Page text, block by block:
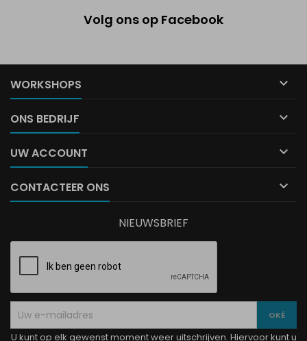
Volg ons op Facebook
WORKSHOPS 
ONS BEDRIJF 
UW ACCOUNT 
CONTACTEER ONS 
NIEUWSBRIEF
U kunt op elk gewenst moment weer uitschrijven. Hiervoor kunt u